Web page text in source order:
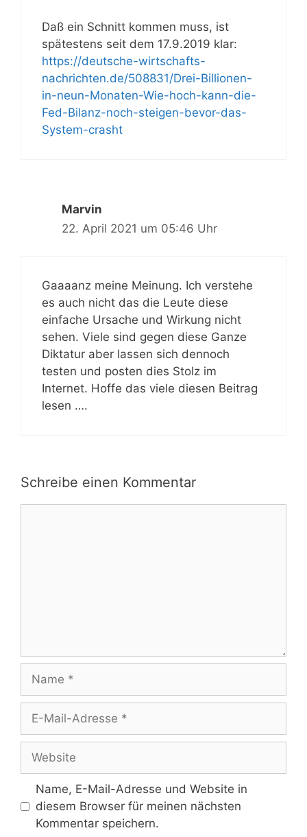
Daß ein Schnitt kommen muss, ist
spätestens seit dem 17.9.2019 klar:
https://deutsche-wirtschafts-
nachrichten.de/508831/Drei-Billionen-
in-neun-Monaten-Wie-hoch-kann-die-
Fed-Bilanz-noch-steigen-bevor-das-
System-crasht
Marvin
22. April 2021 um 05:46 Uhr
Gaaaanz meine Meinung. Ich verstehe
es auch nicht das die Leute diese
einfache Ursache und Wirkung nicht
sehen. Viele sind gegen diese Ganze
Diktatur aber lassen sich dennoch
testen und posten dies Stolz im
Internet. Hoffe das viele diesen Beitrag
lesen ….
Schreibe einen Kommentar
Mail-
Adresse
Name, E-Mail-Adresse und Website in
diesem Browser für meinen nächsten
Kommentar speichern.